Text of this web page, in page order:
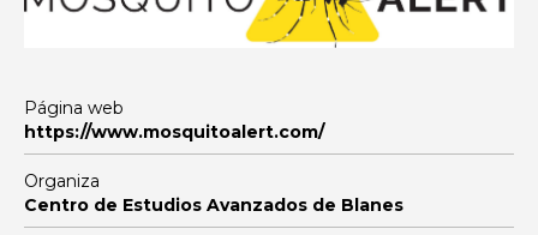
Página web
https://www.mosquitoalert.com/
Organiza
Centro de Estudios Avanzados de Blanes